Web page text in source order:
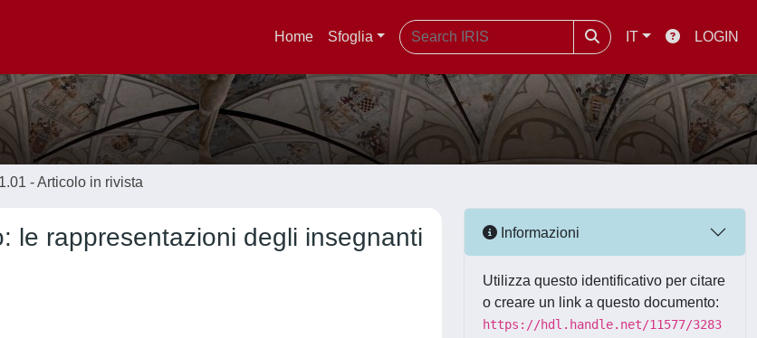
Home Sfoglia IT LOGIN
- Articolo in rivista
le rappresentazioni degli insegnanti
Informazioni
Utilizza questo identificativo per citare
o creare un link a questo documento:
https://hdl.handle.net/11577/3283